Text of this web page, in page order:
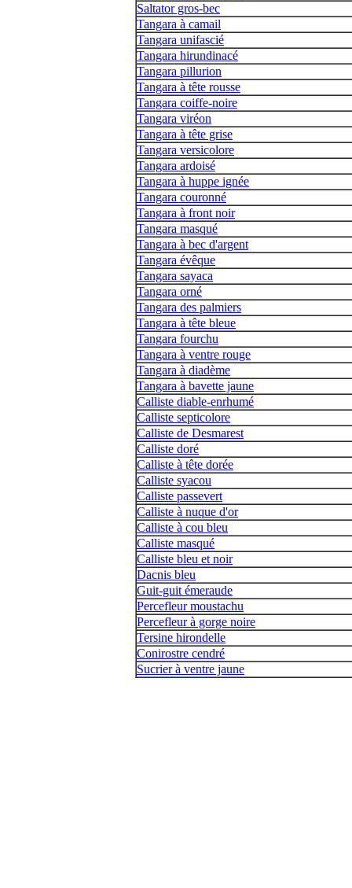
Saltator gros-bec
Tangara à camail
Tangara unifascié
Tangara hirundinacé
Tangara pillurion
Tangara à tête rousse
Tangara coiffe-noire
Tangara viréon
Tangara à tête grise
Tangara versicolore
Tangara ardoisé
Tangara à huppe ignée
Tangara couronné
Tangara à front noir
Tangara masqué
Tangara à bec d'argent
Tangara évêque
Tangara sayaca
Tangara orné
Tangara des palmiers
Tangara à tête bleue
Tangara fourchu
Tangara à ventre rouge
Tangara à diadème
Tangara à bavette jaune
Calliste diable-enrhumé
Calliste septicolore
Calliste de Desmarest
Calliste doré
Calliste à tête dorée
Calliste syacou
Calliste passevert
Calliste à nuque d'or
Calliste à cou bleu
Calliste masqué
Calliste bleu et noir
Dacnis bleu
Guit-guit émeraude
Percefleur moustachu
Percefleur à gorge noire
Tersine hirondelle
Conirostre cendré
Sucrier à ventre jaune